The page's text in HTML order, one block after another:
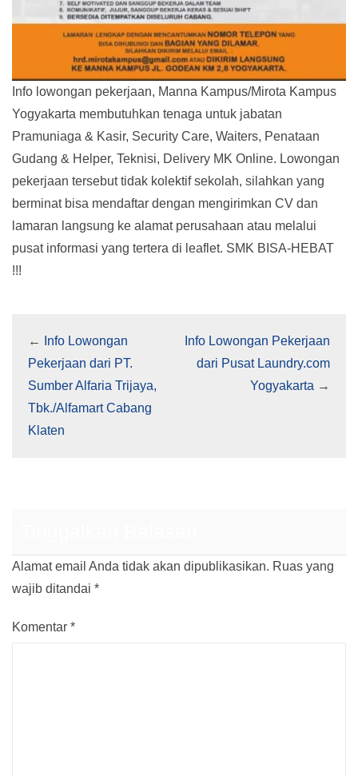
Info lowongan pekerjaan, Manna Kampus/Mirota Kampus
Yogyakarta membutuhkan tenaga untuk jabatan
Pramuniaga & Kasir, Security Care, Waiters, Penataan
Gudang & Helper, Teknisi, Delivery MK Online. Lowongan
pekerjaan tersebut tidak kolektif sekolah, silahkan yang
berminat bisa mendaftar dengan mengirimkan CV dan
lamaran langsung ke alamat perusahaan atau melalui
pusat informasi yang tertera di leaflet. SMK BISA-HEBAT
!!!
←
Info Lowongan
Pekerjaan dari PT.
Sumber Alfaria Trijaya,
Tbk./Alfamart Cabang
Klaten
Info Lowongan Pekerjaan
dari Pusat Laundry.com
Yogyakarta →
Alamat email Anda tidak akan dipublikasikan. Ruas yang
wajib ditandai *
Komentar *